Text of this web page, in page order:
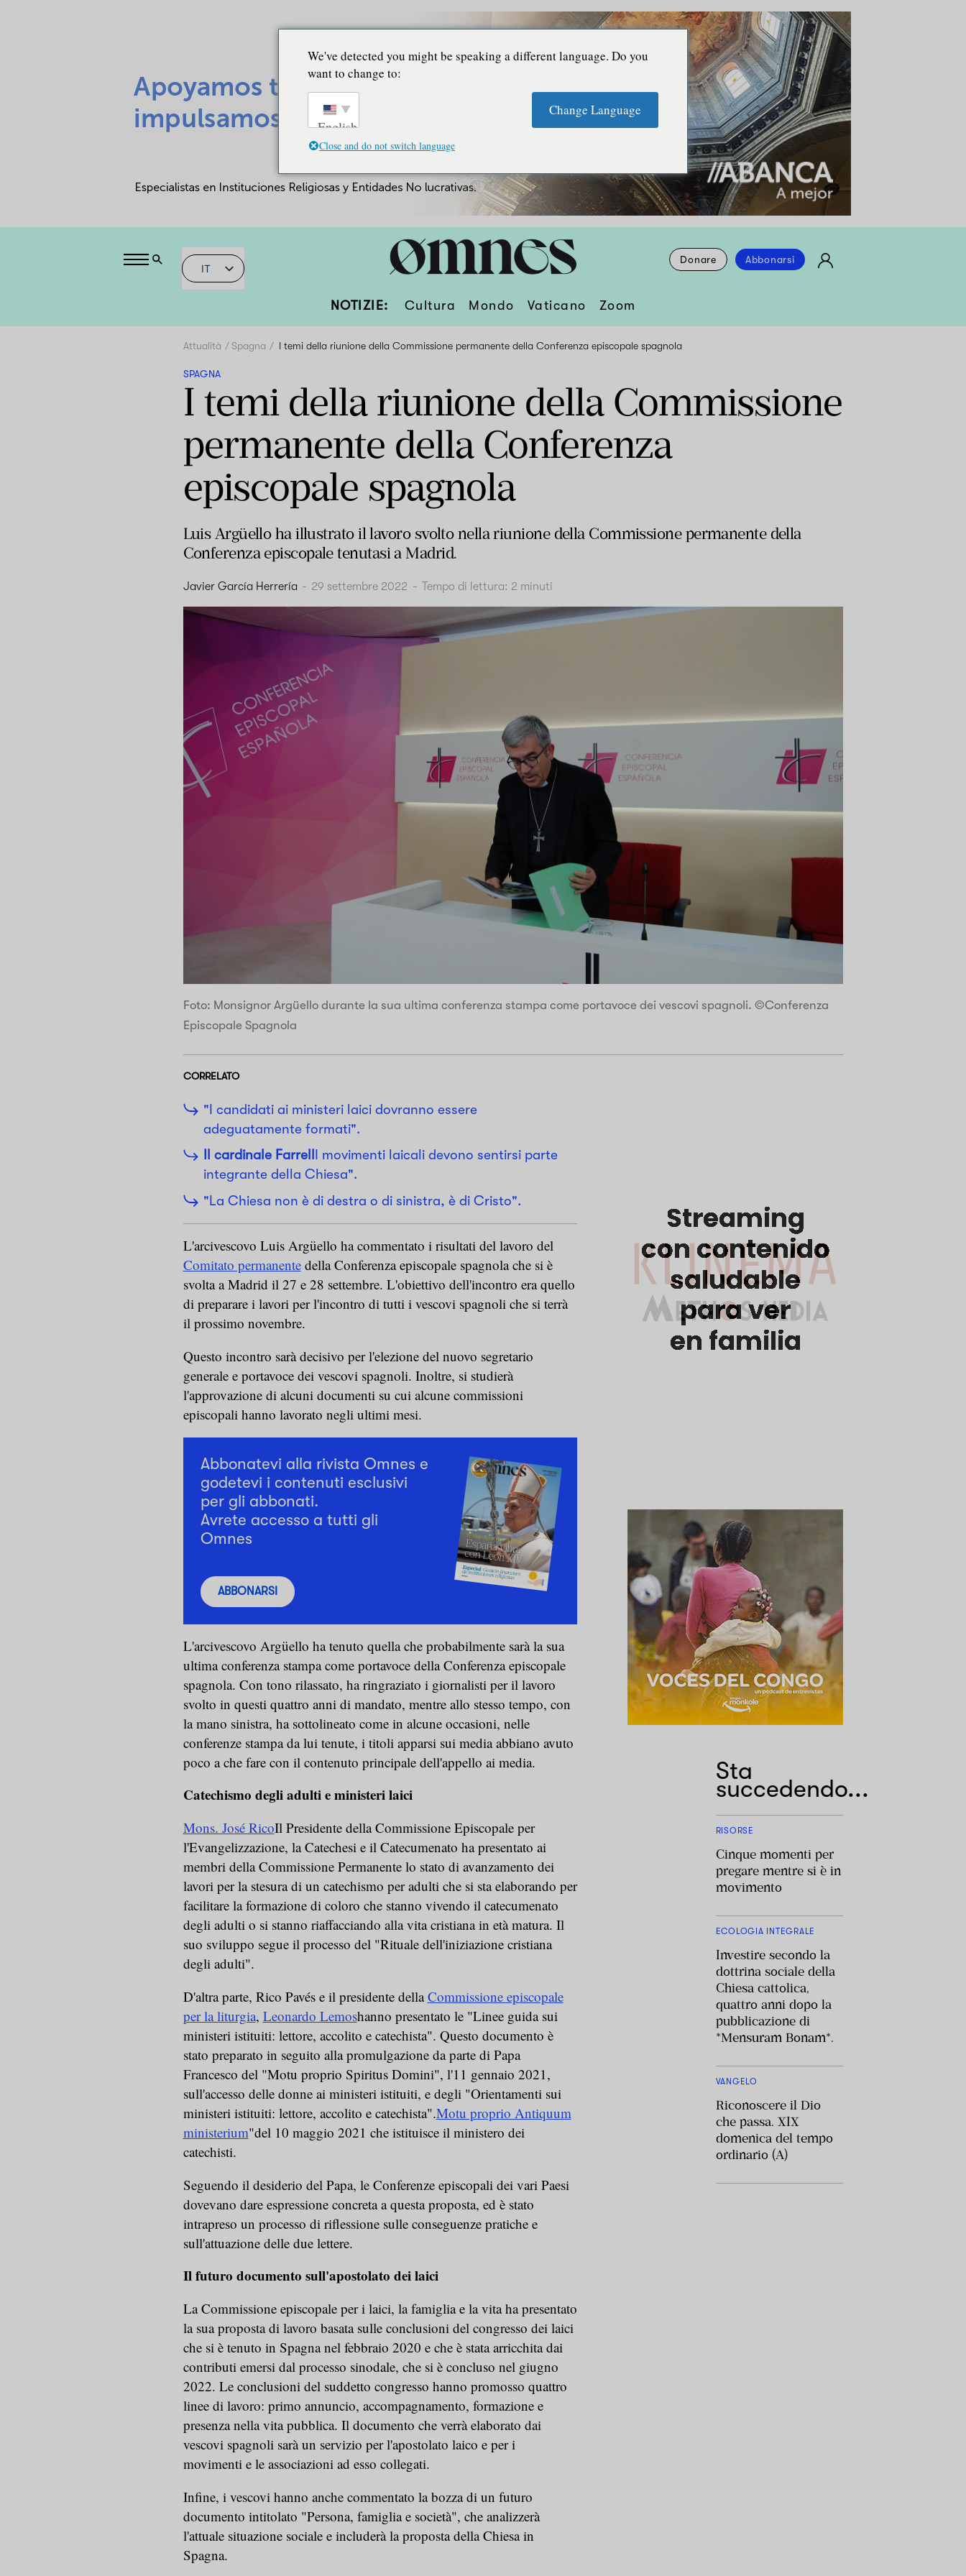
IT
Donare Abbonarsi
NOTIZIE: Cultura Mondo Vaticano Zoom
Attualità Spagna I temi della riunione della Commissione permanente della Conferenza episcopale spagnola
SPAGNA
I temi della riunione della Commissione
permanente della Conferenza
episcopale spagnola
Luis Argüello ha illustrato il lavoro svolto nella riunione della Commissione permanente della
Conferenza episcopale tenutasi a Madrid.
Javier García Herrería - 29 settembre 2022 - Tempo di lettura: 2 minuti
Foto: Monsignor Argüello durante la sua ultima conferenza stampa come portavoce dei vescovi spagnoli. ©Conferenza
Episcopale Spagnola
CORRELATO
"I candidati ai ministeri laici dovranno essere
adeguatamente formati".
Il cardinale Farrell
I movimenti laicali devono sentirsi parte
integrante della Chiesa".
"La Chiesa non è di destra o di sinistra, è di Cristo".
L'arcivescovo Luis Argüello ha commentato i risultati del lavoro del
Comitato permanentedella Conferenza episcopale spagnola che si è
svolta a Madrid il 27 e 28 settembre. L'obiettivo dell'incontro era quello
di preparare i lavori per l'incontro di tutti i vescovi spagnoli che si terrà
il prossimo novembre.
Questo incontro sarà decisivo per l'elezione del nuovo segretario
generale e portavoce dei vescovi spagnoli. Inoltre, si studierà
l'approvazione di alcuni documenti su cui alcune commissioni
episcopali hanno lavorato negli ultimi mesi.
Abbonatevi alla rivista Omnes e
godetevi i contenuti esclusivi
per gli abbonati.
Avrete accesso a tutti gli
Omnes
ABBONARSI
L'arcivescovo Argüello ha tenuto quella che probabilmente sarà la sua
ultima conferenza stampa come portavoce della Conferenza episcopale
spagnola. Con tono rilassato, ha ringraziato i giornalisti per il lavoro
svolto in questi quattro anni di mandato, mentre allo stesso tempo, con
la mano sinistra, ha sottolineato come in alcune occasioni, nelle
conferenze stampa da lui tenute, i titoli apparsi sui media abbiano avuto
poco a che fare con il contenuto principale dell'appello ai media.
Catechismo degli adulti e ministeri laici
Mons. José RicoIl Presidente della Commissione Episcopale per
l'Evangelizzazione, la Catechesi e il Catecumenato ha presentato ai
membri della Commissione Permanente lo stato di avanzamento dei
lavori per la stesura di un catechismo per adulti che si sta elaborando per
facilitare la formazione di coloro che stanno vivendo il catecumenato
degli adulti o si stanno riaffacciando alla vita cristiana in età matura. Il
suo sviluppo segue il processo del "Rituale dell'iniziazione cristiana
degli adulti".
D'altra parte, Rico Pavés e il presidente dellaCommissione episcopale
per la liturgia, Leonardo Lemoshanno presentato le "Linee guida sui
ministeri istituiti: lettore, accolito e catechista". Questo documento è
stato preparato in seguito alla promulgazione da parte di Papa
Francesco del "Motu proprio Spiritus Domini", l'11 gennaio 2021,
sull'accesso delle donne ai ministeri istituiti, e degli "Orientamenti sui
ministeri istituiti: lettore, accolito e catechista".Motu proprio Antiquum
ministerium"del 10 maggio 2021 che istituisce il ministero dei
catechisti.
Seguendo il desiderio del Papa, le Conferenze episcopali dei vari Paesi
dovevano dare espressione concreta a questa proposta, ed è stato
intrapreso un processo di riflessione sulle conseguenze pratiche e
sull'attuazione delle due lettere.
Il futuro documento sull'apostolato dei laici
La Commissione episcopale per i laici, la famiglia e la vita ha presentato
la sua proposta di lavoro basata sulle conclusioni del congresso dei laici
che si è tenuto in Spagna nel febbraio 2020 e che è stata arricchita dai
contributi emersi dal processo sinodale, che si è concluso nel giugno
2022. Le conclusioni del suddetto congresso hanno promosso quattro
linee di lavoro: primo annuncio, accompagnamento, formazione e
presenza nella vita pubblica. Il documento che verrà elaborato dai
vescovi spagnoli sarà un servizio per l'apostolato laico e per i
movimenti e le associazioni ad esso collegati.
Infine, i vescovi hanno anche commentato la bozza di un futuro
documento intitolato "Persona, famiglia e società", che analizzerà
l'attuale situazione sociale e includerà la proposta della Chiesa in
Spagna.
Sta
succedendo...
RISORSE
Cinque momenti per
pregare mentre si è in
movimento
ECOLOGIA INTEGRALE
Investire secondo la
dottrina sociale della
Chiesa cattolica,
quattro anni dopo la
pubblicazione di
*Mensuram Bonam*.
VANGELO
Riconoscere il Dio
che passa. XIX
domenica del tempo
ordinario (A)
We've detected you might be speaking a different language. Do you
want to change to:
English
Change Language
Close and do not switch language